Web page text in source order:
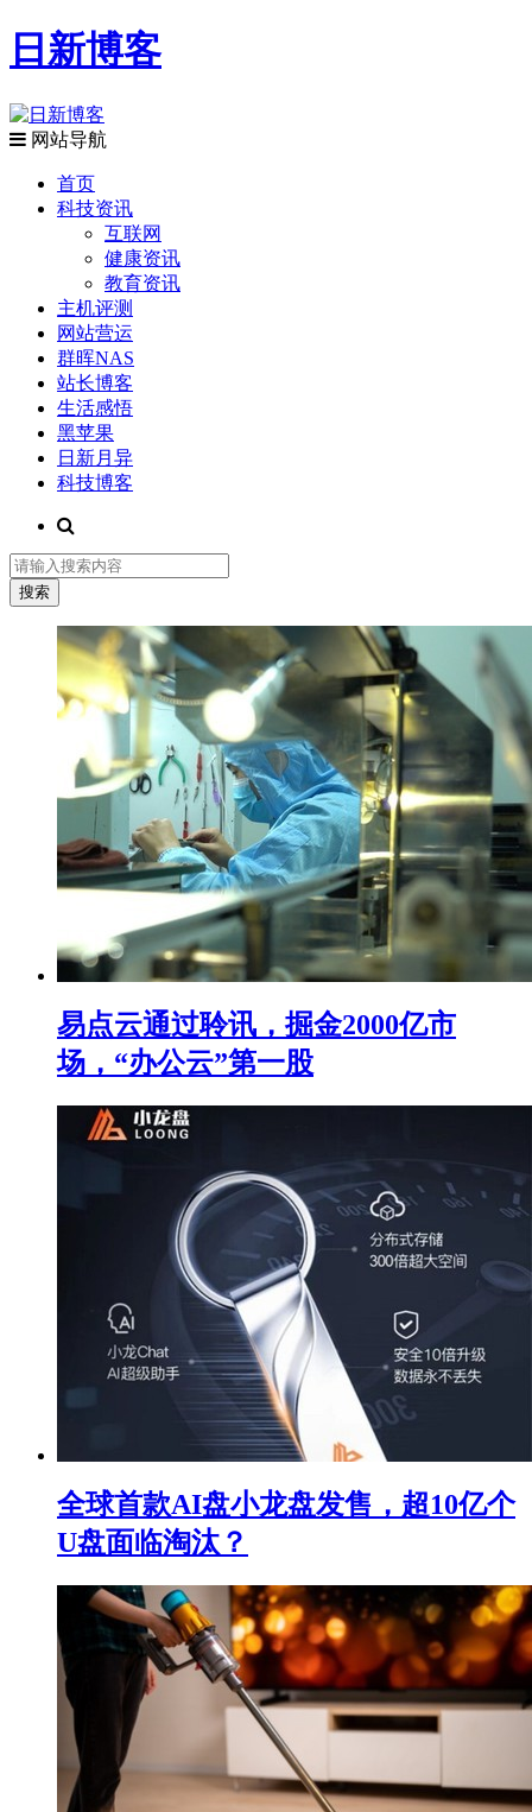
日新博客
网站导航
首页
科技资讯
互联网
健康资讯
教育资讯
主机评测
网站营运
群晖NAS
站长博客
生活感悟
黑苹果
日新月异
科技博客
易点云通过聆讯，掘金2000亿市
场，“办公云”第一股
全球首款AI盘小龙盘发售，超10亿个
U盘面临淘汰？